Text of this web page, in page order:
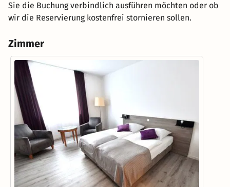
Sie die Buchung verbindlich ausführen möchten oder ob
wir die Reservierung kostenfrei stornieren sollen.
Zimmer